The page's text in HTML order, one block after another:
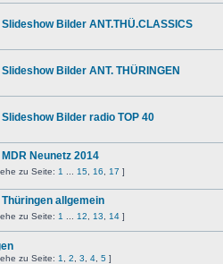
Slideshow Bilder ANT.THÜ.CLASSICS
Slideshow Bilder ANT. THÜRINGEN
Slideshow Bilder radio TOP 40
MDR Neunetz 2014
zu Seite: 1 15 16 17 ]
Thüringen allgemein
zu Seite: 1 12 13 14 ]
zu Seite: 1 2 3 4 5 ]